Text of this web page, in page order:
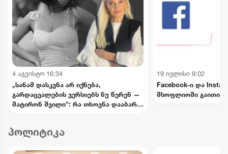
4 აგვისტო 16:34
„სანამ დასკვნა არ იქნება,
გარდაცვალების ვერსიებს ნუ წერენ —
მატირონ შვილი“: რა თხოვნა დააბარა
19 ივლისი 9:02
Facebook-ი და
მსოფლიოში გაითიშა
პოლიტიკა